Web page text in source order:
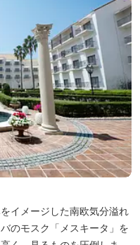
イメージした南欧気分溢れ
のモスク「メスキータ」を